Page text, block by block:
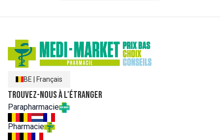
BE Français
Trouvez-nous à l'étranger
Parapharmacie
Pharmacie